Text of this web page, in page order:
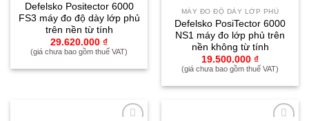
thích
Defelsko Positector 6000
FS3 máy đo độ dày lớp phủ
trên nền từ tính
29.620.000 ₫
(giá chưa bao gồm thuế VAT)
thích
MÁY ĐO ĐỘ DÀY LỚP PHỦ
Defelsko PosiTector 6000
NS1 máy đo lớp phủ trên
nền không từ tính
19.500.000 ₫
(giá chưa bao gồm thuế VAT)